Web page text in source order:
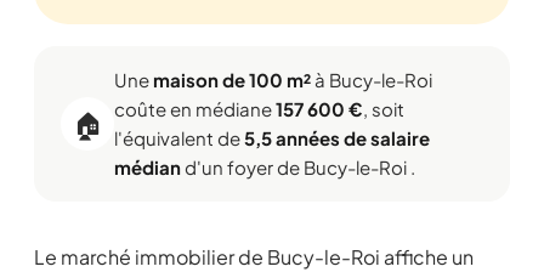
🏠
Une maison de 100 m² à Bucy-le-Roi
coûte en médiane157 600 €, soit
l'équivalent de5,5 années de salaire
médiand'un foyer de Bucy-le-Roi .
Le marché immobilier de Bucy-le-Roi affiche un